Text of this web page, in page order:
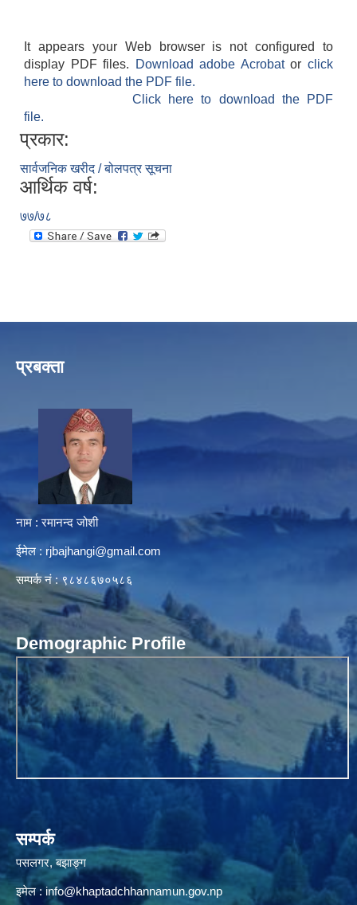
It appears your Web browser is not configured to
display PDF files.
Download adobe Acrobatorclick
here to download the PDF file.
Click here to download the PDF
file.
प्रकार:
सार्वजनिक खरीद / बोलपत्र सूचना
आर्थिक वर्ष:
७७/७८
प्रबक्ता
नाम : रमानन्द जोशी
ईमेल : rjbajhangi@gmail.com
सम्पर्क नं : ९८४८६७०५८६
Demographic Profile
सम्पर्क
पसलगर, बझाङ्ग
इमेल : info@khaptadchhannamun.gov.np